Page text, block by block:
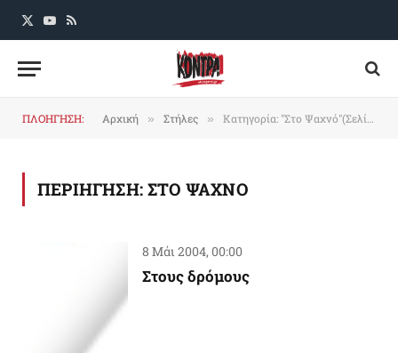
X
YouTube
RSS
ΠΛΟΗΓΗΣΗ: Αρχική » Στήλες » Κατηγορία: "Στο Ψαχνό"(Σελίδα 45)
ΠΕΡΙΗΓΗΣΗ:ΣΤΟ ΨΑΧΝΟ
8 Μάι 2004, 00:00
Στους δρόμους